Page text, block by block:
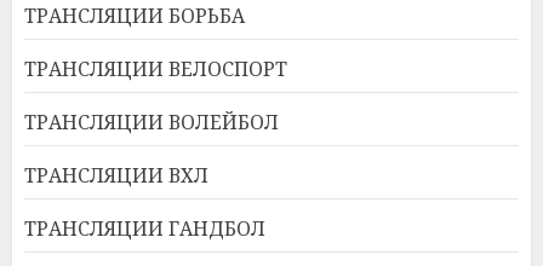
ТРАНСЛЯЦИИ БОРЬБА
ТРАНСЛЯЦИИ ВЕЛОСПОРТ
ТРАНСЛЯЦИИ ВОЛЕЙБОЛ
ТРАНСЛЯЦИИ ВХЛ
ТРАНСЛЯЦИИ ГАНДБОЛ